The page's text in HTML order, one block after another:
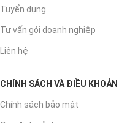
Tuyển dụng
Tư vấn gói doanh nghiệp
Liên hệ
CHÍNH SÁCH VÀ ĐIỀU KHOẢN
Chính sách bảo mật